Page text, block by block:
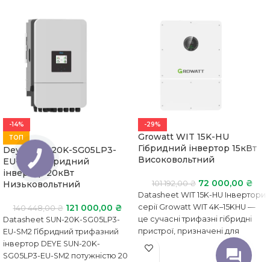
-14%
ТОП
Deye SUN-20K-SG05LP3-
EU-SM2 Гібридний
інвертор 20кВт
Низьковольтний
140 448,00₴ 121 000,00 ₴
Datasheet SUN-20K-SG05LP3-
EU-SM2 Гібридний трифазний
інвертор DEYE SUN-20K-
SG05LP3-EU-SM2 потужністю 20
-29%
Growatt WIT 15K-HU
Гібридний інвертор 15кВт
Високовольтний
101 192,00₴ 72 000,00 ₴
Datasheet WIT 15K-HU Інвертори
серії Growatt WIT 4K–15KHU —
це сучасні трифазні гібридні
пристрої, призначені для
ефективного управління
КНОПКА
ЗВ'ЯЗКУ